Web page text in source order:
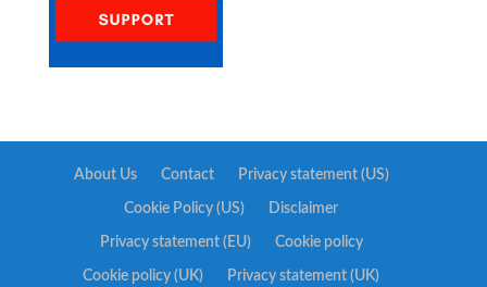
About Us Contact Privacy statement (US)
Cookie Policy (US) Disclaimer
Privacy statement (EU) Cookie policy
Cookie policy (UK) Privacy statement (UK)